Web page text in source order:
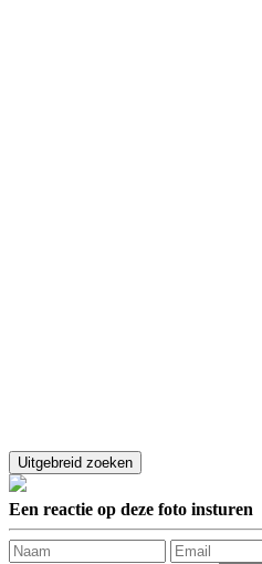
Een reactie op deze foto insturen